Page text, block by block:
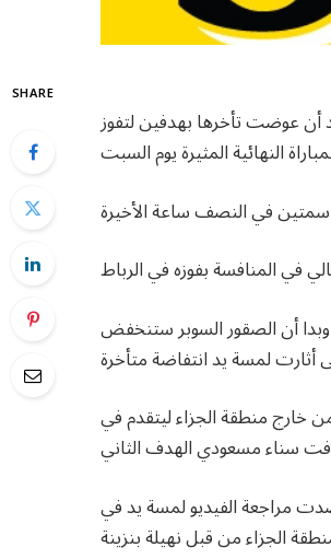
SHARE
أن عوضت تأخرها بهدفين لتفوز
نيجيريا قد خسرت أمام المغرب في نصف نهائي النسخة السابقة عام 2022، وبدا أن الصقور السوبر ستنخفض
منطقة الجزاء ليتقدم في
ركلة جزاء بعد أن رصدت مراجعة الفيديو لمسة يد في